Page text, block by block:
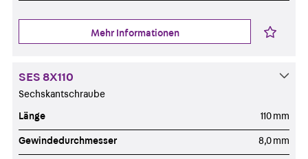
Events
Mehr Informationen
SES 8X110
Sechskantschraube
Länge 110 mm
Gewindedurchmesser 8,0 mm